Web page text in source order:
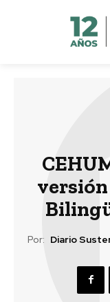
versión
Por: Diario